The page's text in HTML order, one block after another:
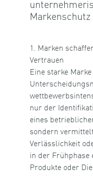
Markenschutz
1. Marken
Vertrauen
Eine starke
nur der
eines
sondern
Verlässlichkeit
in der Frühphase
Produkte oder